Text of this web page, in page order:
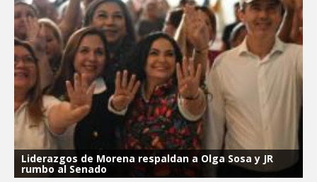
Liderazgos de Morena respaldan a Olga Sosa y JR
rumbo al Senado